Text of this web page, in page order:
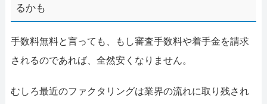
るかも
手数料無料と言っても、もし審査手数料や着手金を請求
されるのであれば、全然安くなりません。
むしろ最近のファクタリングは業界の流れに取り残され